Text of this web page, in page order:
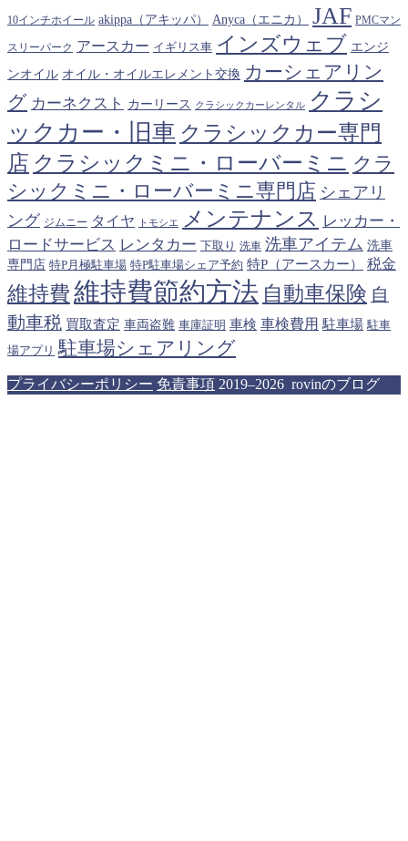
10インチホイール akippa（アキッパ） Anyca（エニカ） JAF PMCマン
スリーパーク アースカー イギリス車 インズウェブ エンジ
ンオイル オイル・オイルエレメント交換 カーシェアリン
グ カーネクスト カーリース クラシックカーレンタル
クラシ
ックカー・旧車 クラシックカー専門
店 クラシックミニ・ローバーミニ クラ
シックミニ・ローバーミニ専門店 シェアリ
ング ジムニー タイヤ トモシエ メンテナンス レッカー・
ロードサービス レンタカー 下取り 洗車 洗車アイテム 洗車
専門店 特P月極駐車場 特P駐車場シェア予約 特P（アースカー） 税金
維持費 維持費節約方法 自動車保険 自
動車税 買取査定 車両盗難 車庫証明 車検 車検費用 駐車場 駐車
場アプリ 駐車場シェアリング
プライバシーポリシー 免責事項 2019–2026 rovinのブログ